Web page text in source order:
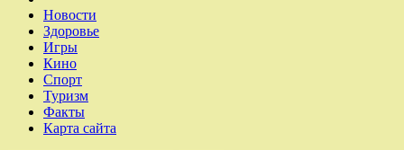
Новости
Здоровье
Игры
Кино
Спорт
Туризм
Факты
Карта сайта